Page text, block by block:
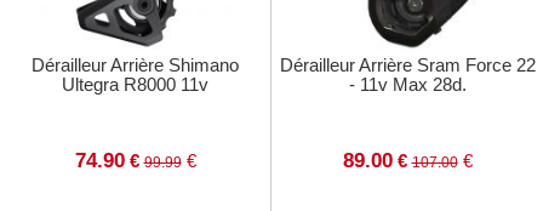
Dérailleur Arrière Shimano
Ultegra R8000 11v
74.90 € 99.99€
Dérailleur Arrière Sram Force 22
- 11v Max 28d.
89.00 € 107.00€